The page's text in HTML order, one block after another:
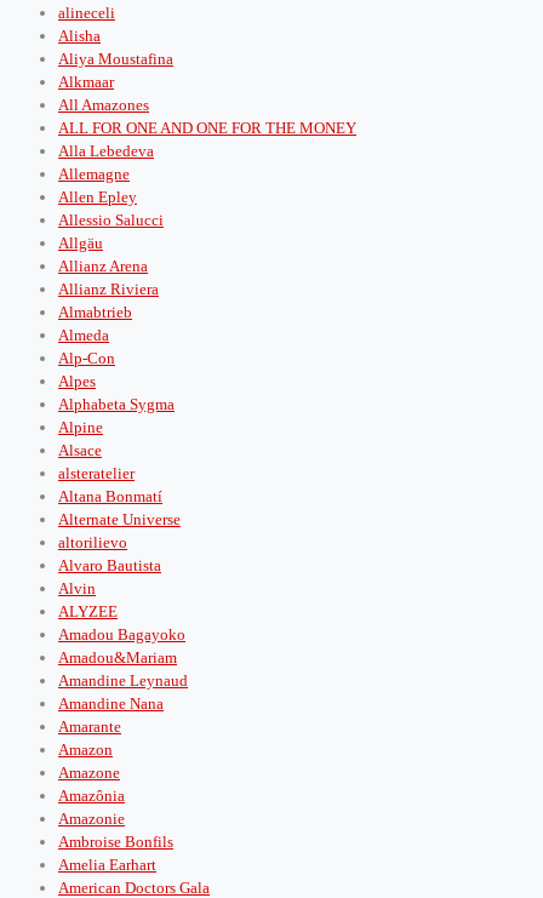
alineceli
Alisha
Aliya Moustafina
Alkmaar
All Amazones
ALL FOR ONE AND ONE FOR THE MONEY
Alla Lebedeva
Allemagne
Allen Epley
Allessio Salucci
Allgäu
Allianz Arena
Allianz Riviera
Almabtrieb
Almeda
Alp-Con
Alpes
Alphabeta Sygma
Alpine
Alsace
alsteratelier
Altana Bonmatí
Alternate Universe
altorilievo
Alvaro Bautista
Alvin
ALYZEE
Amadou Bagayoko
Amadou&Mariam
Amandine Leynaud
Amandine Nana
Amarante
Amazon
Amazone
Amazônia
Amazonie
Ambroise Bonfils
Amelia Earhart
American Doctors Gala